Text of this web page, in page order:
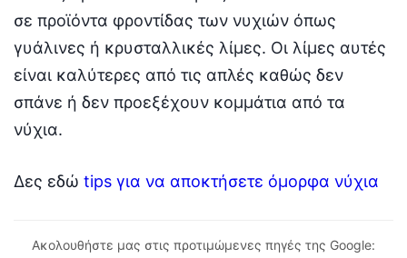
σε προϊόντα φροντίδας των νυχιών όπως
γυάλινες ή κρυσταλλικές λίμες. Οι λίμες αυτές
είναι καλύτερες από τις απλές καθώς δεν
σπάνε ή δεν προεξέχουν κομμάτια από τα
νύχια.
Δες εδώ tips για να αποκτήσετε όμορφα νύχια
Ακολουθήστε μας στις προτιμώμενες πηγές της Google: